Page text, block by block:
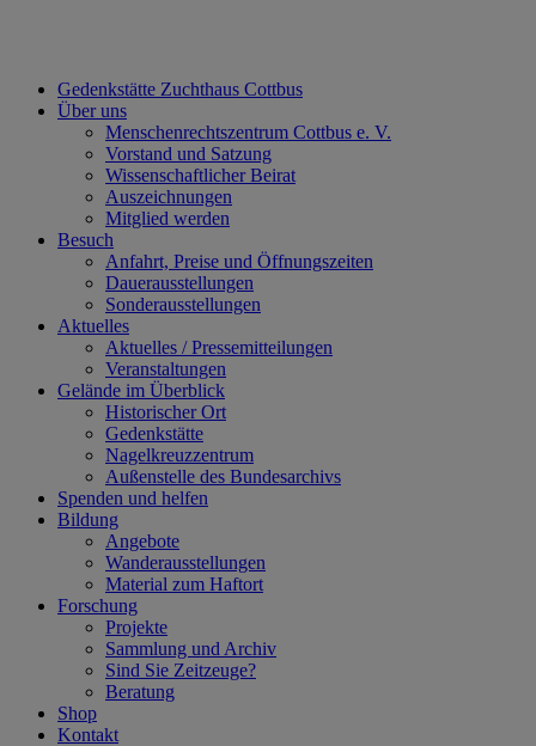
Gedenkstätte Zuchthaus Cottbus
Über uns
Menschenrechtszentrum Cottbus e. V.
Vorstand und Satzung
Wissenschaftlicher Beirat
Auszeichnungen
Mitglied werden
Besuch
Anfahrt, Preise und Öffnungszeiten
Dauerausstellungen
Sonderausstellungen
Aktuelles
Aktuelles / Pressemitteilungen
Veranstaltungen
Gelände im Überblick
Historischer Ort
Gedenkstätte
Nagelkreuzzentrum
Außenstelle des Bundesarchivs
Spenden und helfen
Bildung
Angebote
Wanderausstellungen
Material zum Haftort
Forschung
Projekte
Sammlung und Archiv
Sind Sie Zeitzeuge?
Beratung
Shop
Kontakt